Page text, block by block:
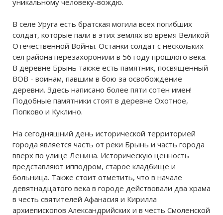
уникальному человеку-вождю.
В селе Уруга есть братская могила всех погибших
солдат, которые пали в этих землях во время Великой
Отечественной Войны. Останки солдат с нескольких
сел района перезахоронили в 56 году прошлого века.
В деревне Брынь также есть памятник, посвященный
ВОВ - воинам, павшим в бою за освобождение
деревни. Здесь написано более пяти сотен имен!
Подобные памятники стоят в деревне Охотное,
Попково и Куклино.
На сегодняшний день исторической территорией
города является часть от реки Брынь и часть города
вверх по улице Ленина. Историческую ценность
представляют ипподром, старое кладбище и
больница. Также стоит отметить, что в начале
девятнадцатого века в городе действовали два храма
в честь святителей Афанасия и Кирилла
архиепископов Александрийских и в честь Смоленской